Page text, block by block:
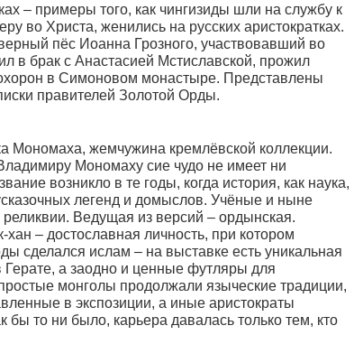
– примеры того, как чингизиды шли на службу к
во Христа, женились на русских аристократках.
пёс Иоанна Грозного, участвовавший во
в брак с Анастасией Мстиславской, прожил
в Симоновом монастыре. Представлены
правителей Золотой Орды.
Мономаха, жемчужина кремлёвской коллекции.
Мономаху сие чудо не имеет ни
возникло в те годы, когда история, как наука,
легенд и домыслов. Учёные и ныне
Ведущая из версий – ордынская.
– достославная личность, при котором
сделался ислам – на выставке есть уникальная
Герате, а заодно и ценные футляры для
монголы продолжали языческие традиции,
в экспозиции, а иные аристократы
бы то ни было, карьера давалась только тем, кто